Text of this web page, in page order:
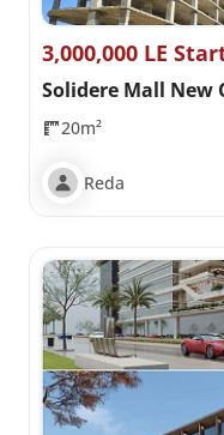
3,000,000 LE
Solidere Mall New
20m²
Reda